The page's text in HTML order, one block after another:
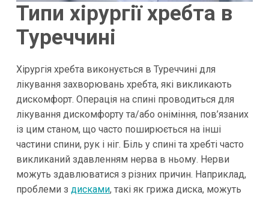
Типи хірургії хребта в
Туреччині
Хірургія хребта виконується в Туреччині для
лікування захворювань хребта, які викликають
дискомфорт. Операція на спині проводиться для
лікування дискомфорту та/або оніміння, пов’язаних
із цим станом, що часто поширюється на інші
частини спини, рук і ніг. Біль у спині та хребті часто
викликаний здавленням нерва в ньому. Нерви
можуть здавлюватися з різних причин. Наприклад,
проблеми з дисками, такі як грижа диска, можуть